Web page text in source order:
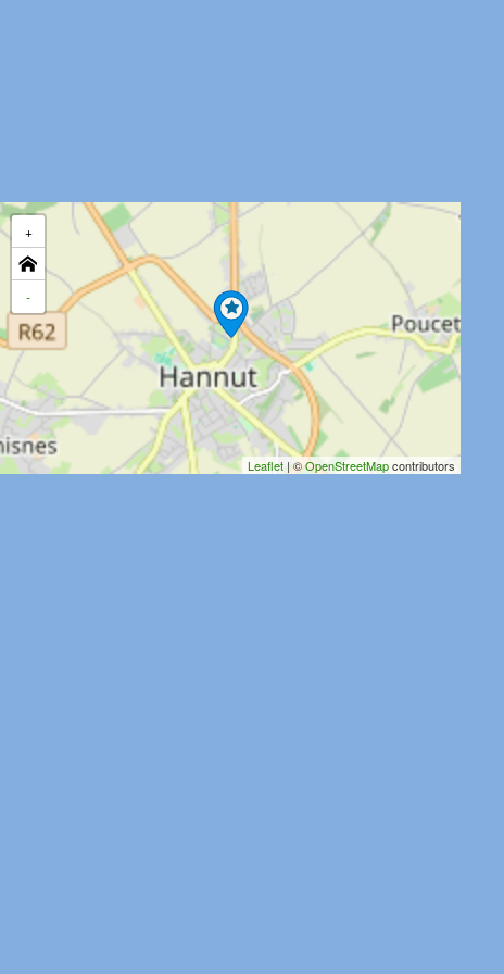
+
-
Leaflet | ©OpenStreetMapcontributors